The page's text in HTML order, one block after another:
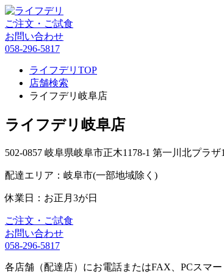
ご注文・ご試食
お問い合わせ
058-296-5817
ライフデリTOP
店舗検索
ライフデリ岐阜店
ライフデリ岐阜店
502-0857 岐阜県岐阜市正木1178-1 第一川北プラザ
配達エリア：岐阜市(一部地域除く)
休業日：お正月3が日
ご注文・ご試食
お問い合わせ
058-296-5817
各店舗（配達店）にお電話またはFAX、PCスマ